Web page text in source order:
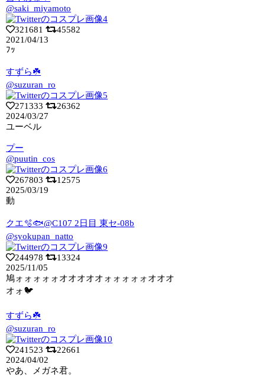
@saki_miyamoto
321681
45582
2021/04/13
ﾌｯ
すずら☘️
@suzuran_ro
271333
26362
2024/03/27
ユーベル
プー
@puutin_cos
267803
12575
2025/03/19
動
クエ🫧🐟@C107 2日目 東セ-08b
@syokupan_natto
244978
13324
2025/11/05
鳩ォォォォォオオオオオォォォォォオオオ
オォ🐦
すずら☘️
@suzuran_ro
241523
22661
2024/04/02
やあ、メガネ君。